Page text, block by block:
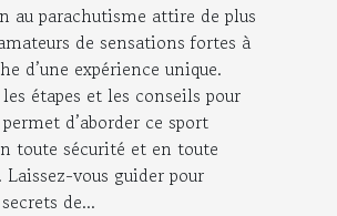
au parachutisme attire de plus
de sensations fortes à
d’une expérience unique.
étapes et les conseils pour
d’aborder ce sport
toute sécurité et en toute
Laissez-vous guider pour
de...